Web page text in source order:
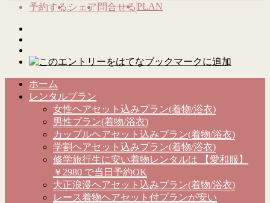
予約する シェア 問合せるPLAN
ホーム
レンタルプラン
女性ヘアセット込みプラン(着物/浴衣)
男性プラン(着物/浴衣)
カップルヘアセット込みプラン(着物/浴衣)
学割ヘアセット込みプラン(着物/浴衣)
修学旅行生に安い着物レンタルは 【愛和服】
￥2980 で当日予約OK
大正浪漫ヘアセット込みプラン(着物/浴衣)
レース着物ヘアセット付プランが安い